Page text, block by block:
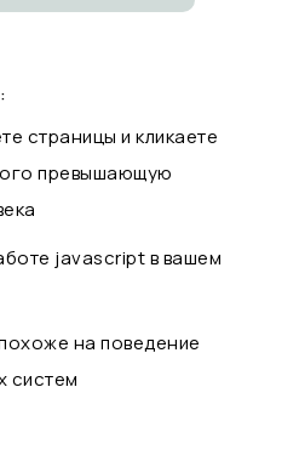
страницы и кликаете
превышающую
javascript в вашем
на поведение
систем